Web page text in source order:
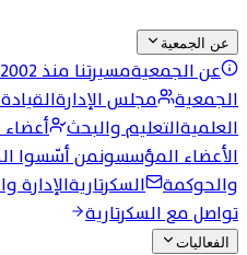
عن الجمعية
عن الجمعيةمسيرتنا منذ 2002
الجمعية
مجلس الإدارة
العلميةالتعليم والبحث
الأعضاء المؤسسونمن أسّسوا
والحوكمة
السكرتاريةالإدارة
تواصل مع السكرتارية
الفعاليات